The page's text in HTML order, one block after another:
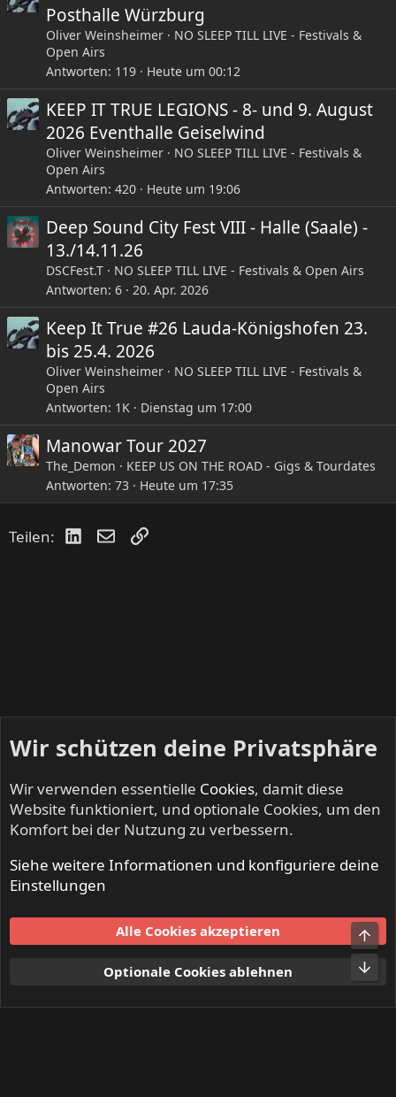
Posthalle Würzburg
Oliver Weinsheimer
NO SLEEP TILL LIVE - Festivals &
Open Airs
Antworten 119 Heute um 00:12
KEEP IT TRUE LEGIONS - 8- und 9. August
2026 Eventhalle Geiselwind
Oliver Weinsheimer
NO SLEEP TILL LIVE - Festivals &
Open Airs
Antworten 420 Heute um 19:06
Deep Sound City Fest VIII - Halle (Saale) -
13./14.11.26
DSCFest.T
NO SLEEP TILL LIVE - Festivals & Open Airs
Antworten 6 20. Apr. 2026
Keep It True #26 Lauda-Königshofen 23.
bis 25.4. 2026
Oliver Weinsheimer
NO SLEEP TILL LIVE - Festivals &
Open Airs
Antworten 1K Dienstag um 17:00
Manowar Tour 2027
The_Demon
KEEP US ON THE ROAD - Gigs & Tourdates
Antworten 73 Heute um 17:35
Teilen: LinkedIn
E-MailLink
NO SLEEP TILL LIVE - Festivals & Open Airs
Nutzungsbedingungen
Datenschutz
S
Wir schützen deine Privatsphäre
Wir verwenden essentielle Cookies, damit diese
Website funktioniert, und optionale Cookies, um den
Komfort bei der Nutzung zu verbessern.
Siehe weitere Informationen und konfiguriere deine
Einstellungen
Alle Cookies akzeptieren
Optionale Cookies ablehnen